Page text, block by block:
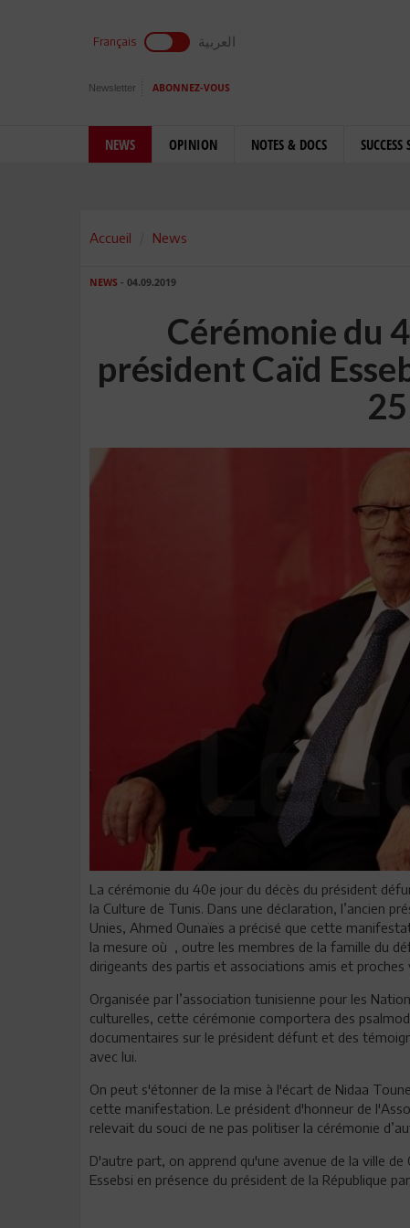
Français العربية
Newsletter ABONNEZ-VOUS
NEWS OPINION NOTES & DOCS SUCCESS
Accueil News
NEWS - 04.09.2019
Cérémonie du
président Caïd
La cérémonie du 40e jour du décès du président
la Culture de Tunis. Dans une déclaration, l’ancien
Unies, Ahmed Ounaïes a précisé que cette
la mesure où , outre les membres de la famille du
dirigeants des partis et associations amis et proches
Organisée par l’association tunisienne pour les
culturelles, cette cérémonie comportera des
documentaires sur le président défunt et des
avec lui.
On peut s'étonner de la mise à l'écart de Nidaa
cette manifestation. Le président d'honneur de
relevait du souci de ne pas politiser la cérémonie
D'autre part, on apprend qu'une avenue de la ville
Essebsi en présence du président de la République